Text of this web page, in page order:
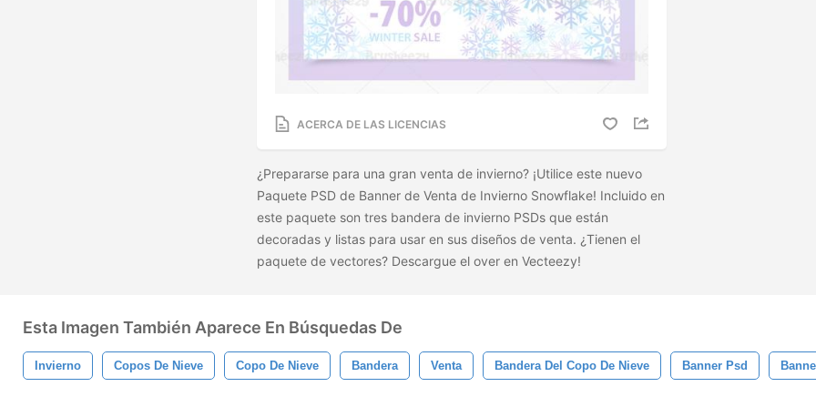
ACERCA DE LAS LICENCIAS
¿Prepararse para una gran venta de invierno? ¡Utilice este nuevo
Paquete PSD de Banner de Venta de Invierno Snowflake! Incluido en
este paquete son tres bandera de invierno PSDs que están
decoradas y listas para usar en sus diseños de venta. ¿Tienen el
paquete de vectores? Descargue el over en Vecteezy!
Esta Imagen También Aparece En Búsquedas De
Invierno Copos De Nieve Copo De Nieve Bandera Venta Bandera Del Copo De Nieve Banner Psd